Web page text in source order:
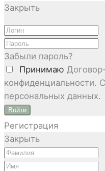
Закрыть
Забыли пароль?
Принимаю
конфиденциальности.
персональных данных.
Войти
Регистрация
Закрыть